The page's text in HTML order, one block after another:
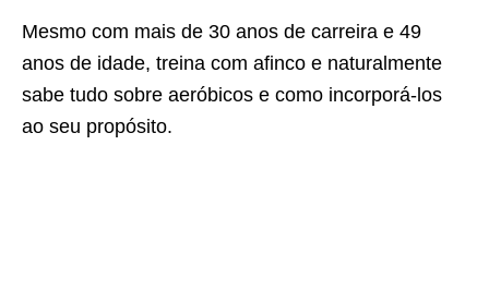
Mesmo com mais de 30 anos de carreira e 49
anos de idade, treina com afinco e naturalmente
sabe tudo sobre aeróbicos e como incorporá-los
ao seu propósito.